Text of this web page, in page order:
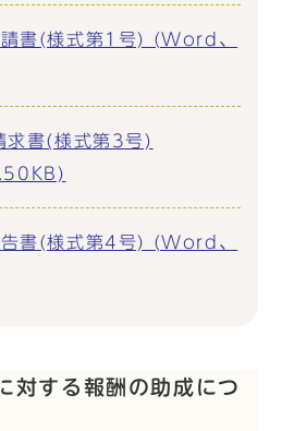
請書(様式第1号) (Word、
求書(様式第3号)
告書(様式第4号) (Word、
対する報酬の助成につ